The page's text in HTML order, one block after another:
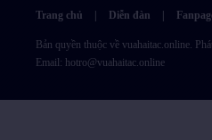
Trang chủ Diễn đàn
Bản quyền thuộc về vuahaitac.online.
Email: hotro@vuahaitac.online